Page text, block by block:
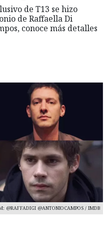
de T13 se hizo
de Raffaella Di
conoce más detalles
@RAFFADIGI @ANTONIOCAMPOS / IMDB